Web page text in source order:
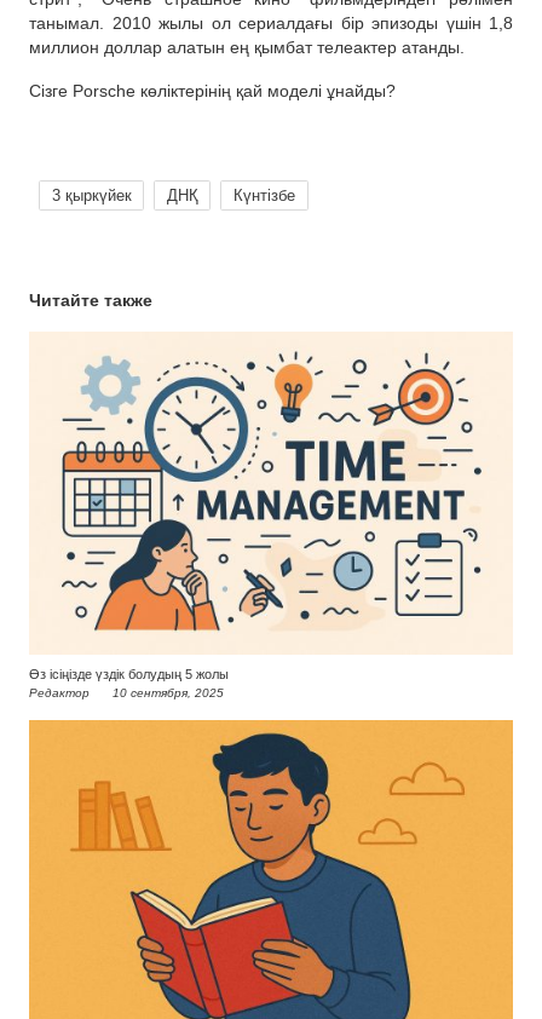
танымал. 2010 жылы ол сериалдағы бір эпизоды үшін 1,8
миллион доллар алатын ең қымбат телеактер атанды.
Сізге Porsche көліктерінің қай моделі ұнайды?
3 қыркүйек ДНҚ Күнтізбе
Читайте также
Өз ісіңізде үздік болудың 5 жолы
Редактор 10 сентября, 2025